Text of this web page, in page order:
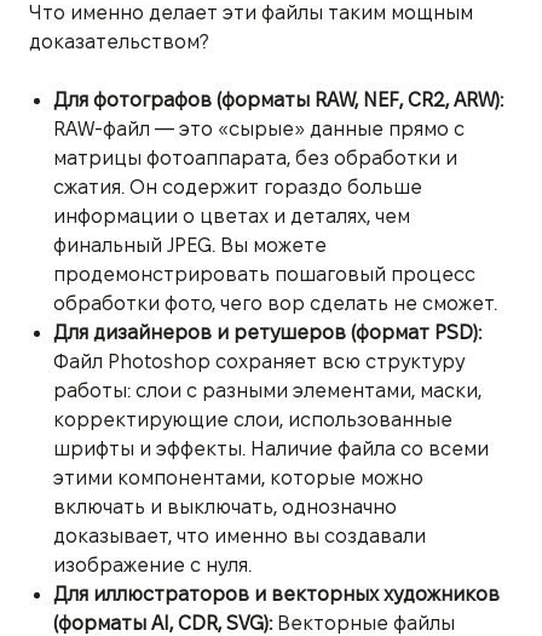
Что именно делает эти файлы таким мощным
доказательством?
Для фотографов (форматы RAW, NEF, CR2, ARW):
RAW-файл — это «сырые» данные прямо с
матрицы фотоаппарата, без обработки и
сжатия. Он содержит гораздо больше
информации о цветах и деталях, чем
финальный JPEG. Вы можете
продемонстрировать пошаговый процесс
обработки фото, чего вор сделать не сможет.
Для дизайнеров и ретушеров (формат PSD):
Файл Photoshop сохраняет всю структуру
работы: слои с разными элементами, маски,
корректирующие слои, использованные
шрифты и эффекты. Наличие файла со всеми
этими компонентами, которые можно
включать и выключать, однозначно
доказывает, что именно вы создавали
изображение с нуля.
Для иллюстраторов и векторных художников
(форматы AI, CDR, SVG):Векторные файлы